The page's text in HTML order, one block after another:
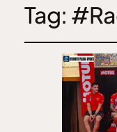
Tag: